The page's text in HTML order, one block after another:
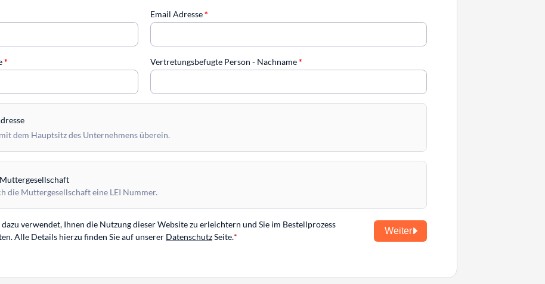
Email Adresse*
* Vertretungsbefugte Person - Nachname*
dem Hauptsitz des Unternehmens überein.
die Muttergesellschaft eine LEI Nummer.
verwendet, Ihnen die Nutzung dieser Website zu erleichtern und Sie im Bestellprozess
Alle Details hierzu finden Sie auf unserer DatenschutzSeite.
Weiter